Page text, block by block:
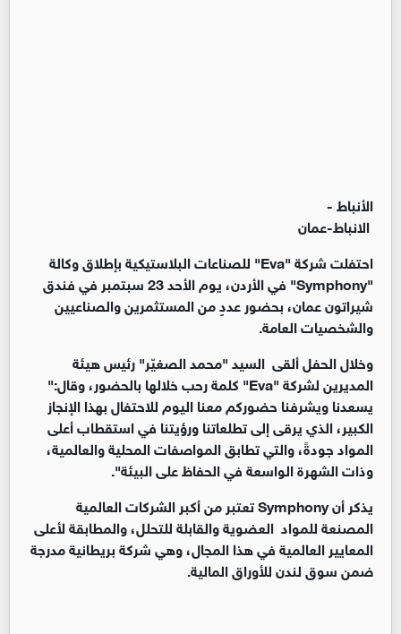
الأنباط -
الانباط-عمان
احتفلت شركة "Eva" للصناعات البلاستيكية بإطلاق وكالة
"Symphony" في الأردن، يوم الأحد 23 سبتمبر في فندق
شيراتون عمان، بحضور عددٍ من المستثمرين والصناعيين
والشخصيات العامة.
وخلال الحفل ألقى السيد "محمد الصغيّر" رئيس هيئة
المديرين لشركة "Eva" كلمة رحب خلالها بالحضور، وقال:"
يسعدنا ويشرفنا حضوركم معنا اليوم للاحتفال بهذا الإنجاز
الكبير، الذي يرقى إلى تطلعاتنا ورؤيتنا في استقطاب أعلى
المواد جودةً، والتي تطابق المواصفات المحلية والعالمية،
وذات الشهرة الواسعة في الحفاظ على البيئة".
يذكر أن Symphony تعتبر من أكبر الشركات العالمية
المصنعة للمواد العضوية والقابلة للتحلل، والمطابقة لأعلى
المعايير العالمية في هذا المجال، وهي شركة بريطانية مدرجة
ضمن سوق لندن للأوراق المالية.